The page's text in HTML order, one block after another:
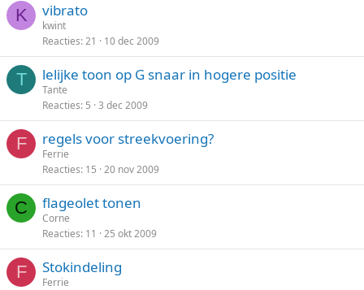
K vibrato
kwint
Reacties 21 10 dec 2009
T lelijke toon op G snaar in hogere positie
Tante
Reacties 5 3 dec 2009
F regels voor streekvoering?
Ferrie
Reacties 15 20 nov 2009
C flageolet tonen
Corne
Reacties 11 25 okt 2009
F Stokindeling
Ferrie